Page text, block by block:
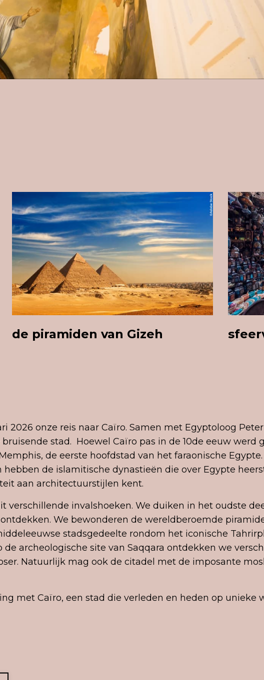
de piramiden van Gizeh
2026 onze reis naar Caïro. Samen met Egyptoloog
stad. Hoewel Caïro pas in de 10de eeuw werd
de eerste hoofdstad van het faraonische
hebben de islamitische dynastieën die over Egypte
aan architectuurstijlen kent.
verschillende invalshoeken. We duiken in het oudste
We bewonderen de wereldberoemde
stadsgedeelte rondom het iconische
archeologische site van Saqqara ontdekken we
Natuurlijk mag ook de citadel met de imposante
met Caïro, een stad die verleden en heden op unieke